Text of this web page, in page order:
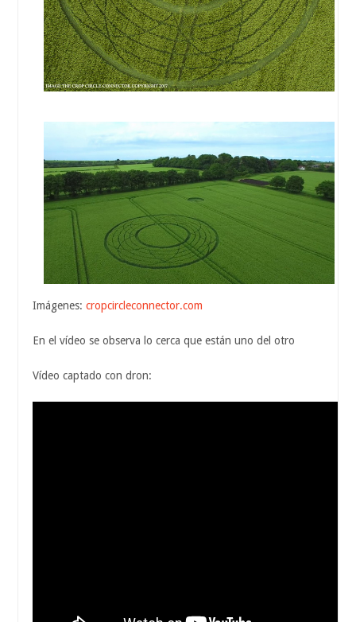
Imágenes: cropcircleconnector.com
En el vídeo se observa lo cerca que están uno del otro
Vídeo captado con dron: